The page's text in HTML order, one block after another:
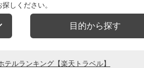
しください。
目的から探す
ルランキング【楽天トラベル】